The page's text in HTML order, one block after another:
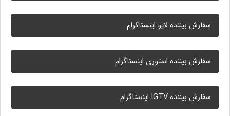
سفارش بیننده لایو اینستاگرام
سفارش بیننده استوری اینستاگرام
سفارش بیننده IGTV اینستاگرام